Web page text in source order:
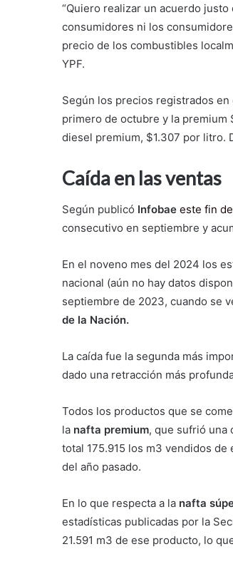
“Quiero realizar un acuerdo
consumidores ni los
precio de los combustibles
YPF.
Según los precios registrados
primero de octubre y la premium
diesel premium, $1.307 por litro.
Caída en las ventas
Según publicó Infobae este fin
consecutivo en septiembre y
En el noveno mes del 2024 los
nacional (aún no hay datos
septiembre de 2023, cuando se
de la Nación.
La caída fue la segunda más
dado una retracción más
Todos los productos que se
la nafta premium, que sufrió una
total 175.915 los m3 vendidos
del año pasado.
En lo que respecta a la nafta
estadísticas publicadas por la
21.591 m3 de ese producto, lo